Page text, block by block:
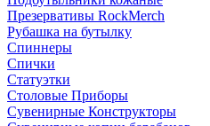
Презервативы RockMerch
Рубашка на бутылку
Спиннеры
Спички
Статуэтки
Столовые Приборы
Сувенирные Конструкторы